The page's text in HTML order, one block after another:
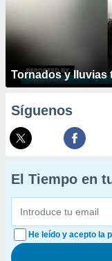
Tornados y lluvias
Síguenos
El Tiempo en
He leído y acepto la